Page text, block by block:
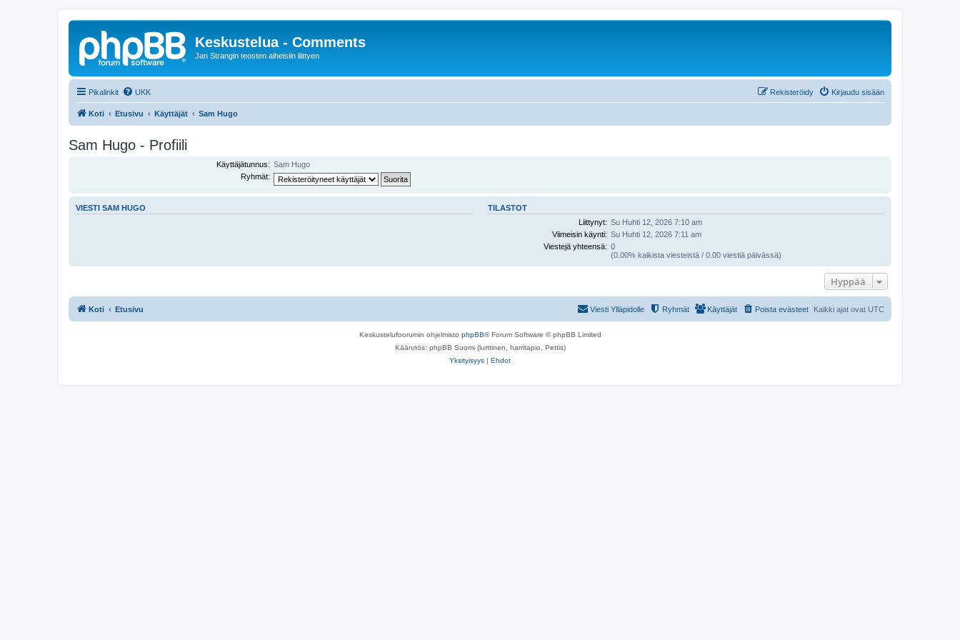
Keskustelua - Comments
Jan Strangin teosten aiheisiin liittyen
Pikalinkit UKK Kirjaudu sisään
Rekisteröidy
Koti Etusivu Käyttäjät Sam Hugo
Sam Hugo - Profiili
Käyttäjätunnus: Sam Hugo
Ryhmät:
VIESTI SAM HUGO
TILASTOT
Liittynyt: Su Huhti 12, 2026 7:10 am
Viimeisin käynti: Su Huhti 12, 2026 7:11 am
Viestejä yhteensä: 0
(0.00% kaikista viesteistä / 0.00 viestiä päivässä)
Hyppää
Koti Etusivu Kaikki ajat ovat UTC
Poista evästeet
Käyttäjät
Ryhmät
Viesti Ylläpidolle
Keskustelufoorumin ohjelmisto phpBB® Forum Software © phpBB Limited
Käännös: phpBB Suomi (lurttinen, harritapio, Pettis)
Yksityisyys | Ehdot